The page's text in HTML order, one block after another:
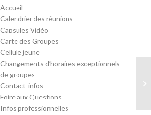
Accueil
Calendrier des réunions
Capsules Vidéo
Carte des Groupes
Cellule jeune
Changements d’horaires exceptionnels
de groupes
Contact-infos
Foire aux Questions
Infos professionnelles